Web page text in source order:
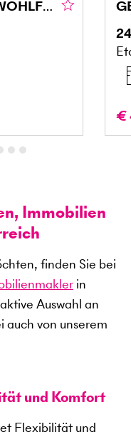
RUHIG WOHNEN & WOHLFÜHLEN MIT BALKON IN DER MARIATROSTERSTRASSE
€
Immobilien
finden Sie bei
in
Auswahl an
von unserem
und Komfort
Flexibilität und